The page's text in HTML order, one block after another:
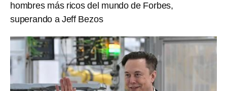
hombres más ricos del mundo de Forbes,
superando a Jeff Bezos